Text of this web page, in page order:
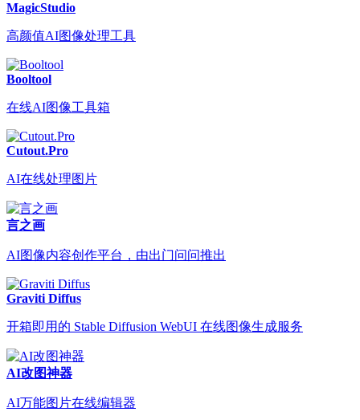
MagicStudio
高颜值AI图像处理工具
Booltool
在线AI图像工具箱
Cutout.Pro
AI在线处理图片
言之画
AI图像内容创作平台，由出门问问推出
Graviti Diffus
开箱即用的 Stable Diffusion WebUI 在线图像生成服务
AI改图神器
AI万能图片在线编辑器